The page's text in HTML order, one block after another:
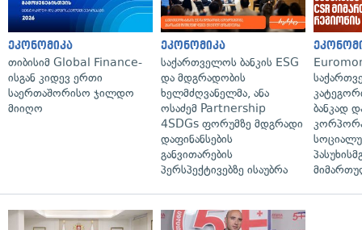
ეკონომიკა
თიბისიმ Global Finance-
ისგან კიდევ ერთი
საერთაშორისო ჯილდო
მიიღო
ეკონომიკა
საქართველოს ბანკის ESG
და მდგრადობის
ხელმძღვანელმა, ანა
ოსაძემ Partnership
4SDGs ფორუმზე მდგრადი
დაფინანსების
განვითარების
პერსპექტივებზე ისაუბრა
ბანკად